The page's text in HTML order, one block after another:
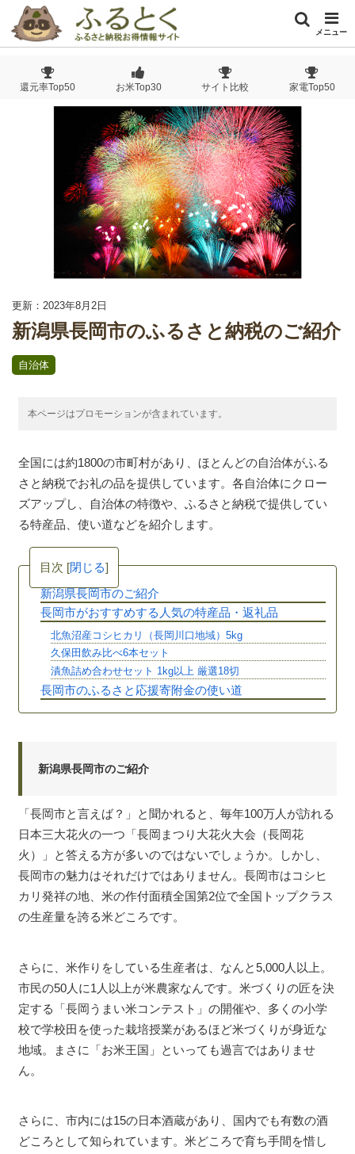
メニュー
還元率Top50 お米Top30 サイト比較 家電Top50
更新：2023年8月2日
新潟県長岡市のふるさと納税のご紹介
自治体
本ページはプロモーションが含まれています。
全国には約1800の市町村があり、ほとんどの自治体がふる
さと納税でお礼の品を提供しています。各自治体にクロー
ズアップし、自治体の特徴や、ふるさと納税で提供してい
る特産品、使い道などを紹介します。
目次 [閉じる]
新潟県長岡市のご紹介
長岡市がおすすめする人気の特産品・返礼品
北魚沼産コシヒカリ（長岡川口地域）5kg
久保田飲み比べ6本セット
漬魚詰め合わせセット 1kg以上 厳選18切
長岡市のふるさと応援寄附金の使い道
新潟県長岡市のご紹介
「長岡市と言えば？」と聞かれると、毎年100万人が訪れる
日本三大花火の一つ「長岡まつり大花火大会（長岡花
火）」と答える方が多いのではないでしょうか。しかし、
長岡市の魅力はそれだけではありません。長岡市はコシヒ
カリ発祥の地、米の作付面積全国第2位で全国トップクラス
の生産量を誇る米どころです。
さらに、米作りをしている生産者は、なんと5,000人以上。
市民の50人に1人以上が米農家なんです。米づくりの匠を決
定する「長岡うまい米コンテスト」の開催や、多くの小学
校で学校田を使った栽培授業があるほど米づくりが身近な
地域。まさに「お米王国」といっても過言ではありませ
ん。
さらに、市内には15の日本酒蔵があり、国内でも有数の酒
どころとして知られています。米どころで育ち手間を惜し